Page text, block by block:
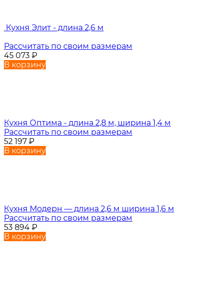
Кухня Элит - длина 2,6 м
Рассчитать по своим размерам
45 073 ₽
В корзину
Кухня Оптима - длина 2,8 м, ширина 1,4 м
Рассчитать по своим размерам
52 197 ₽
В корзину
Кухня Модерн — длина 2,6 м ширина 1,6 м
Рассчитать по своим размерам
53 894 ₽
В корзину